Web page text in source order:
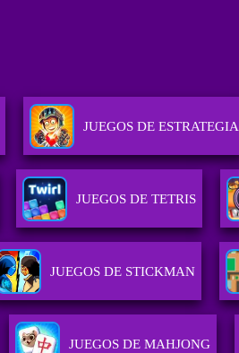
JUEGOS DE ESTRATEGIA
JUEGOS DE TETRIS
JUEGOS DE STICKMAN
JUEGOS DE MAHJONG